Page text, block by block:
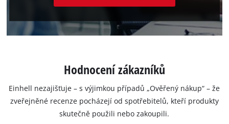
Hodnocení zákazníků
Einhell nezajišťuje – s výjimkou případů „Ověřený nákup“ – že
zveřejněné recenze pocházejí od spotřebitelů, kteří produkty
skutečně použili nebo zakoupili.